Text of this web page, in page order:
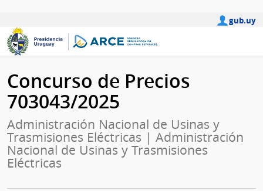
gub.uy
Concurso de Precios
703043/2025
Administración Nacional de Usinas y
Trasmisiones Eléctricas | Administración
Nacional de Usinas y Trasmisiones
Eléctricas